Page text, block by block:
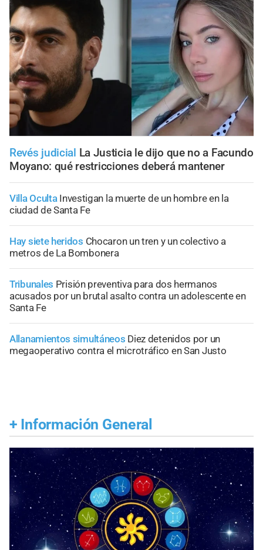
Revés judicial La Justicia le dijo que no a Facundo
Moyano: qué restricciones deberá mantener
Villa Oculta Investigan la muerte de un hombre en la
ciudad de Santa Fe
Hay siete heridos Chocaron un tren y un colectivo a
metros de La Bombonera
Tribunales Prisión preventiva para dos hermanos
acusados por un brutal asalto contra un adolescente en
Santa Fe
Allanamientos simultáneos Diez detenidos por un
megaoperativo contra el microtráfico en San Justo
+ Información General